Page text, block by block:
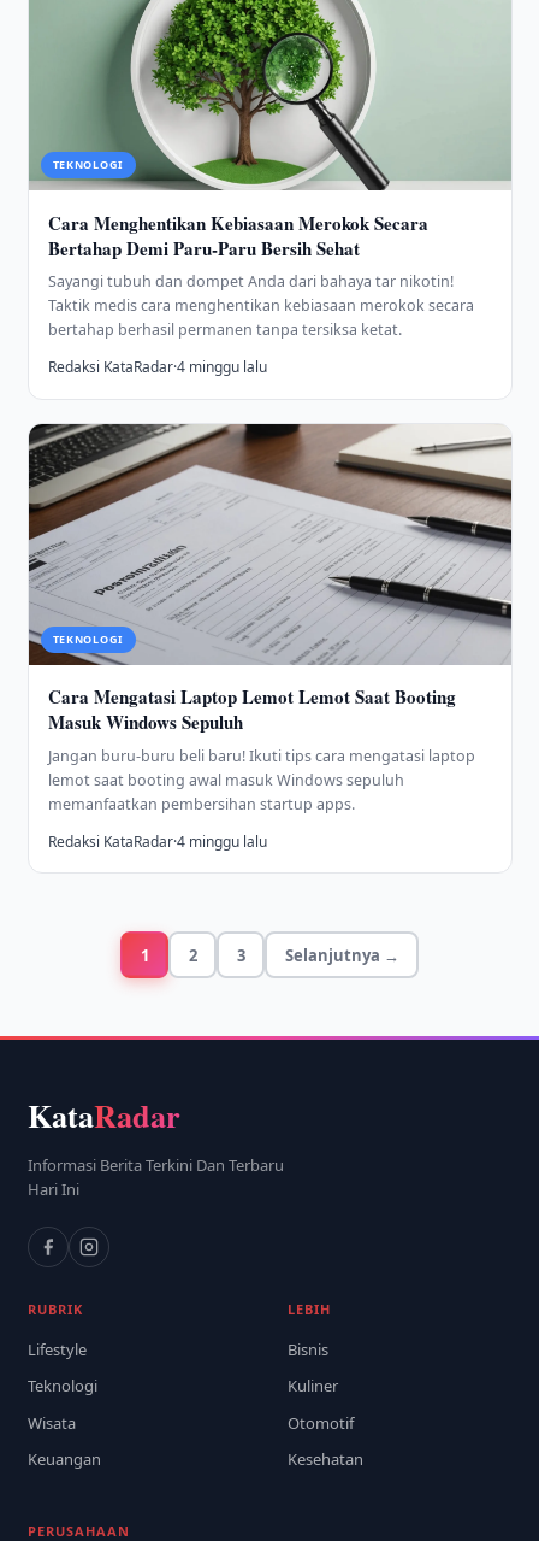
TEKNOLOGI
Cara Menghentikan Kebiasaan Merokok Secara
Bertahap Demi Paru-Paru Bersih Sehat
Sayangi tubuh dan dompet Anda dari bahaya tar nikotin!
Taktik medis cara menghentikan kebiasaan merokok secara
bertahap berhasil permanen tanpa tersiksa ketat.
Redaksi KataRadar·4 minggu lalu
TEKNOLOGI
Cara Mengatasi Laptop Lemot Lemot Saat Booting
Masuk Windows Sepuluh
Jangan buru-buru beli baru! Ikuti tips cara mengatasi laptop
lemot saat booting awal masuk Windows sepuluh
memanfaatkan pembersihan startup apps.
Redaksi KataRadar·4 minggu lalu
1 2 3 Selanjutnya →
KataRadar
Informasi Berita Terkini Dan Terbaru
Hari Ini
RUBRIK
Lifestyle
Teknologi
Wisata
Keuangan
LEBIH
Bisnis
Kuliner
Otomotif
Kesehatan
PERUSAHAAN